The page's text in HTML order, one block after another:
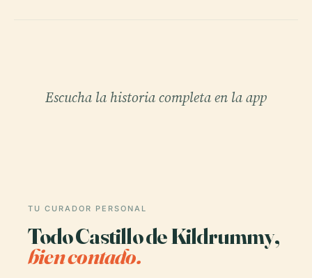
Escucha la historia completa en la app
TU CURADOR PERSONAL
Todo Castillo de Kildrummy,
bien contado.